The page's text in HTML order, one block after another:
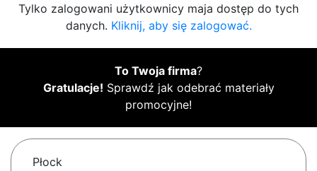
Tylko zalogowani użytkownicy maja dostęp do tych
danych. Kliknij, aby się zalogować.
To Twoja firma?
Gratulacje! Sprawdź jak odebrać materiały
promocyjne!
Płock